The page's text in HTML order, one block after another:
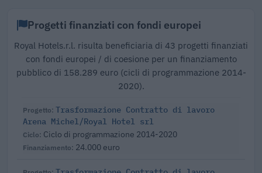
Progetti finanziati con fondi europei
Royal Hotels.r.l. risulta beneficiaria di 43 progetti finanziati
con fondi europei / di coesione per un finanziamento
pubblico di 158.289 euro (cicli di programmazione 2014-
2020).
Trasformazione Contratto di lavoro
Arena Michel/Royal Hotel srl
Ciclo di programmazione 2014-2020
24.000 euro